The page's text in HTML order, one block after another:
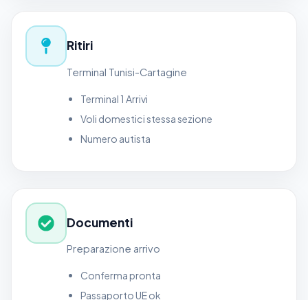
Ritiri
Terminal Tunisi-Cartagine
Terminal 1 Arrivi
Voli domestici stessa sezione
Numero autista
Documenti
Preparazione arrivo
Conferma pronta
Passaporto UE ok